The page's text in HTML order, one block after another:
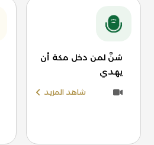
سُنَّ لمن دخل مكة أن
يهدي
شاهد المزيد